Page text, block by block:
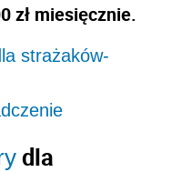
zł miesięcznie.
strażaków-
dla